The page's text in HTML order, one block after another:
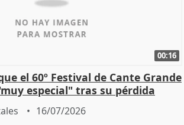
00:16
el 60º Festival de Cante Grande
especial" tras su pérdida
16/07/2026